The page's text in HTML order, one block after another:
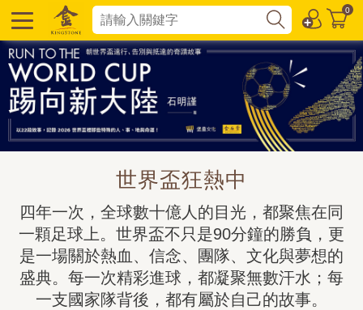
0
世界盃狂熱中
四年一次，全球數十億人的目光，都聚焦在同
一顆足球上。世界盃不只是90分鐘的勝負，更
是一場關於熱血、信念、團隊、文化與夢想的
盛典。每一次精彩進球，都凝聚無數汗水；每
一支國家隊背後，都有屬於自己的故事。